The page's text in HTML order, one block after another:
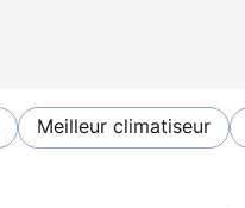
Meilleur climatiseur